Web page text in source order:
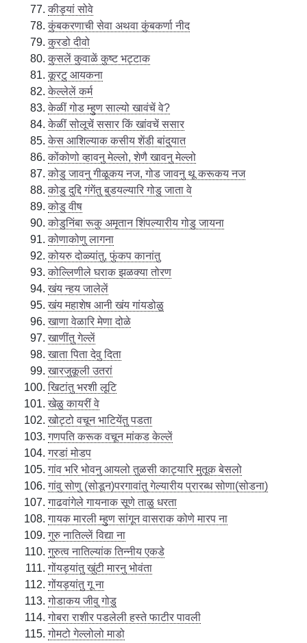
कीड्यां सोवे
कुंबकरणाची सेवा अथवा कुंबकर्णा नीद
कुरडो दीवो
कुसलें कुवाळें कुष्ट भट्टाक
कूरटु आयकना
केल्लेलें कर्म
केळीं गोड म्हुण साल्यो खावंचें वे?
केळीं सोलूचें ससार किं खांवचें ससार
केस आशिल्याक कसीय शेंडी बांदुयात
कोंकोणो व्हावनु मेल्लो, शेणै खावनु मेल्लो
कोडु जावनु गीळूकय नज, गोड जावनु थू करूकय नज
कोडु दुद्दि गंगेंतु बुडयल्यारि गोडु जाता वे
कोडु वीष
कोडुनिंबा रूकु अमृतान शिंपल्यारीय गोडु जायना
कोणाकोणु लागना
कोयरु दोळ्यांतु, फुंकप कानांतु
कोल्लिणीले घराक झळक्या तोरण
खंय न्हय जालेलें
खंय महाशेष आनी खंय गांयडोळु
खाणा वेळारि मेणा दोळे
खाणींतु गेल्लें
खाता पिता देवु दिता
खारजुकूली उतरां
खिटांतु भरशी लूटि
खेळु कायरीं वे
खोट्टो वचून भाटियेंतु पडता
गणपति करूक वचून मांकड केल्लें
गरडां मोडप
गांव भरि भोवनु आयलो तुळसी काट्यारि मुतूक बेसलो
गांवु सोणु (सोडून)परगावांतु गेल्यारीय प्रारब्ध सोणा(सोडना)
गाढवांगेले गायनाक सूणे ताळु धरता
गायक मारली म्हुण सांगून वासराक कोणे मारप ना
गुरु नातिल्लें विद्या ना
गुरुत्व नातिल्यांक तिन्नीय एकडे
गोंयड्यांतु खुंटी मारनु भोवंता
गोंयड्यांतु गू ना
गोडाकय जीवु गोडु
गोबरा राशीर पडलेली हस्ते फाटीर पावली
गोमटो गेल्लोलो माडो